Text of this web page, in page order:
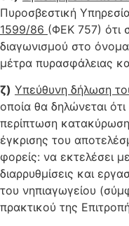
Πυροσβεστική
1599/86 (ΦΕΚ 757) ότι
διαγωνισμού στο
μέτρα πυρασφάλειας
ζ) Υπεύθυνη δήλωση
οποία θα δηλώνεται
περίπτωση
έγκρισης του
φορείς: να εκτελέσει
διαρρυθμίσεις και
του νηπιαγωγείου
πρακτικού της